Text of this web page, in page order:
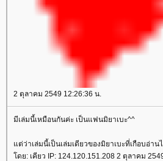
2 ตุลาคม 2549 12:26:36 น.
มีเล่มนี้เหมือนกันค่ะ เป็นแฟนมิยาเบะ^^
ต่ว่าเล่มนี้เป็นเล่มเดียวของมิยาเบะที่เกือบอ่าน
ดย: เคียว IP: 124.120.151.208 2 ตุลาคม